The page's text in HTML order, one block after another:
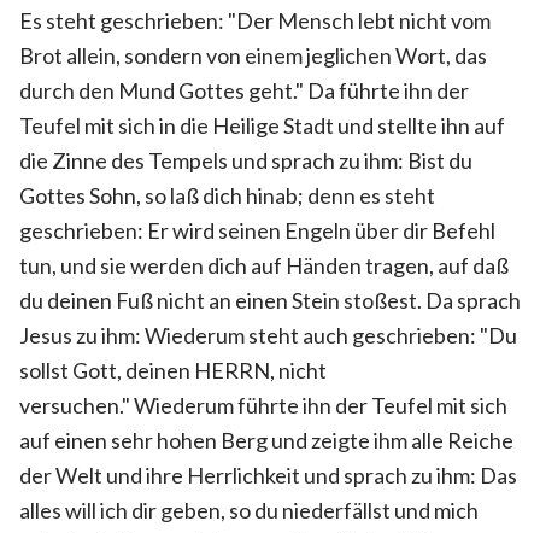
Es steht geschrieben: "Der Mensch lebt nicht vom
Brot allein, sondern von einem jeglichen Wort, das
durch den Mund Gottes geht." Da führte ihn der
Teufel mit sich in die Heilige Stadt und stellte ihn auf
die Zinne des Tempels und sprach zu ihm: Bist du
Gottes Sohn, so laß dich hinab; denn es steht
geschrieben: Er wird seinen Engeln über dir Befehl
tun, und sie werden dich auf Händen tragen, auf daß
du deinen Fuß nicht an einen Stein stoßest. Da sprach
Jesus zu ihm: Wiederum steht auch geschrieben: "Du
sollst Gott, deinen HERRN, nicht
versuchen." Wiederum führte ihn der Teufel mit sich
auf einen sehr hohen Berg und zeigte ihm alle Reiche
der Welt und ihre Herrlichkeit und sprach zu ihm: Das
alles will ich dir geben, so du niederfällst und mich